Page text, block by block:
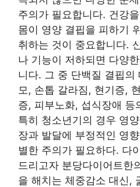
주의가 필요합니다. 건강
몸이 영양 결핍을 피하기
취하는 것이 중요합니다.
나 기능이 저하되면 다양
니다. 그 중 단백질 결핍의
모, 손톱 갈라짐, 현기증,
증, 피부노화, 섭식장애 등
특히 청소년기의 경우 영
장과 발달에 부정적인 영
별한 주의가 필요하다. 다
드리고자 분당다이어트한
을 해치는 체중감소 대신,